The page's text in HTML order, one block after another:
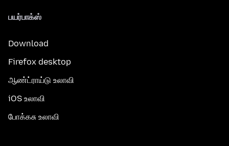
பயர்பாக்ஸ்
Download
Firefox desktop
ஆண்ட்ராய்டு உலாவி
iOS உலாவி
போக்கசு உலாவி